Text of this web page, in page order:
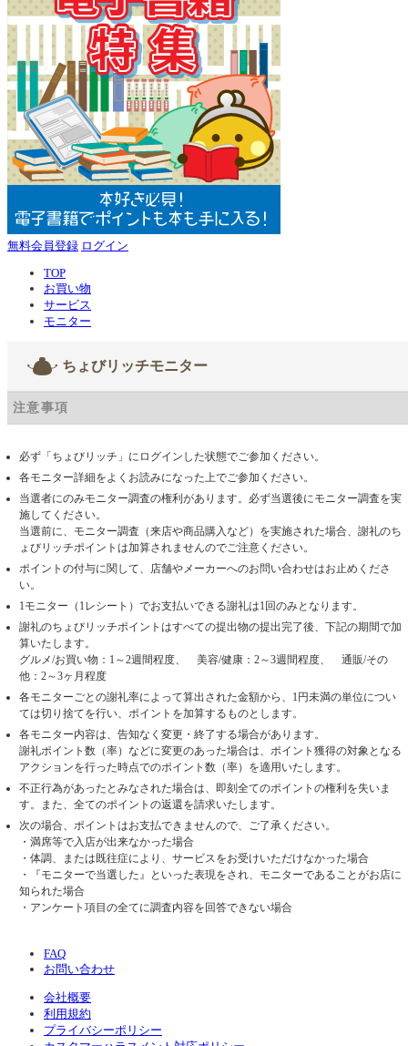
無料会員登録 ログイン
TOP
お買い物
サービス
モニター
ちょびリッチモニター
注意事項
必ず「ちょびリッチ」にログインした状態でご参加ください。
各モニター詳細をよくお読みになった上でご参加ください。
当選者にのみモニター調査の権利があります。必ず当選後にモニター調査を実
施してください。
当選前に、モニター調査（来店や商品購入など）を実施された場合、謝礼のち
ょびリッチポイントは加算されませんのでご注意ください。
ポイントの付与に関して、店舗やメーカーへのお問い合わせはお止めくださ
い。
1モニター（1レシート）でお支払いできる謝礼は1回のみとなります。
謝礼のちょびリッチポイントはすべての提出物の提出完了後、下記の期間で加
算いたします。
グルメ/お買い物：1～2週間程度、 美容/健康：2～3週間程度、 通販/その
他：2～3ヶ月程度
各モニターごとの謝礼率によって算出された金額から、1円未満の単位につい
ては切り捨てを行い、ポイントを加算するものとします。
各モニター内容は、告知なく変更・終了する場合があります。
謝礼ポイント数（率）などに変更のあった場合は、ポイント獲得の対象となる
アクションを行った時点でのポイント数（率）を適用いたします。
不正行為があったとみなされた場合は、即刻全てのポイントの権利を失いま
す。また、全てのポイントの返還を請求いたします。
次の場合、ポイントはお支払できませんので、ご了承ください。
・満席等で入店が出来なかった場合
・体調、または既往症により、サービスをお受けいただけなかった場合
・『モニターで当選した』といった表現をされ、モニターであることがお店に
知られた場合
・アンケート項目の全てに調査内容を回答できない場合
FAQ
お問い合わせ
会社概要
利用規約
プライバシーポリシー